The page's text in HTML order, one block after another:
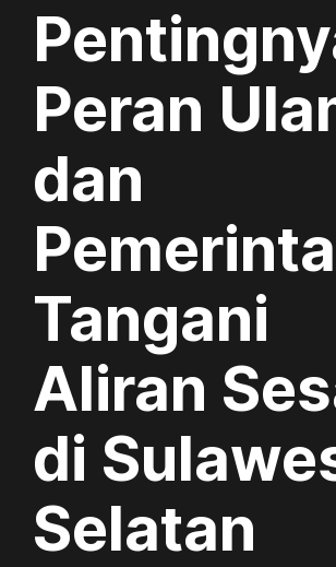
Peran
dan
Tangani
Aliran
di
Selatan